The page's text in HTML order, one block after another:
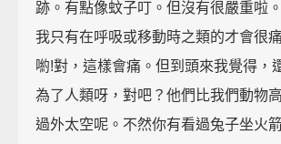
跡。有點像蚊子叮。但沒有很嚴重啦
我只有在呼吸或移動時之類的才會很
喲!對，這樣會痛。但到頭來我覺得，
為了人類呀，對吧？他們比我們動物
過外太空呢。不然你有看過兔子坐火